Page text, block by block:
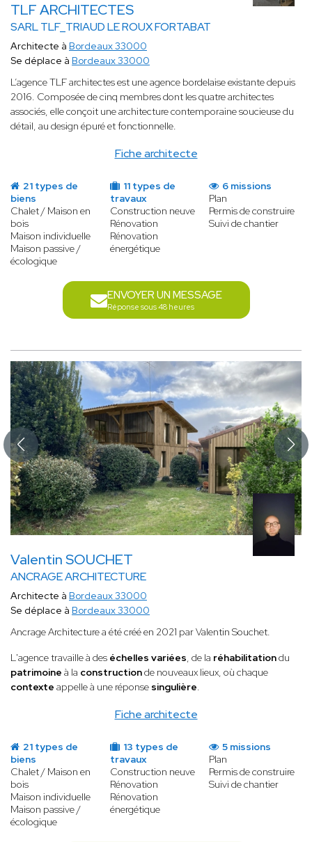
TLF ARCHITECTES
SARL TLF_TRIAUD LE ROUX FORTABAT
Fiche architecte
Architecte à Bordeaux 33000
Se déplace à Bordeaux 33000
L’agence TLF architectes est une agence bordelaise existante depuis
2016. Composée de cinq membres dont les quatre architectes
associés, elle conçoit une architecture contemporaine soucieuse du
détail, au design épuré et fonctionnelle.
21 types de
biens
Chalet / Maison en
bois
Maison individuelle
Maison passive /
écologique
11 types de
travaux
Construction neuve
Rénovation
Rénovation
énergétique
6 missions
Plan
Permis de construire
Suivi de chantier
ENVOYER UN MESSAGE
Réponse sous 48 heures
Valentin SOUCHET
ANCRAGE ARCHITECTURE
Fiche architecte
Architecte à Bordeaux 33000
Se déplace à Bordeaux 33000
Ancrage Architecture a été créé en 2021 par Valentin Souchet.
L'agence travaille à des échelles variées, de la réhabilitationdu
patrimoine à la constructionde nouveaux lieux, où chaque
contexte appelle à une réponse singulière.
21 types de
biens
Chalet / Maison en
bois
Maison individuelle
Maison passive /
écologique
13 types de
travaux
Construction neuve
Rénovation
Rénovation
énergétique
5 missions
Plan
Permis de construire
Suivi de chantier